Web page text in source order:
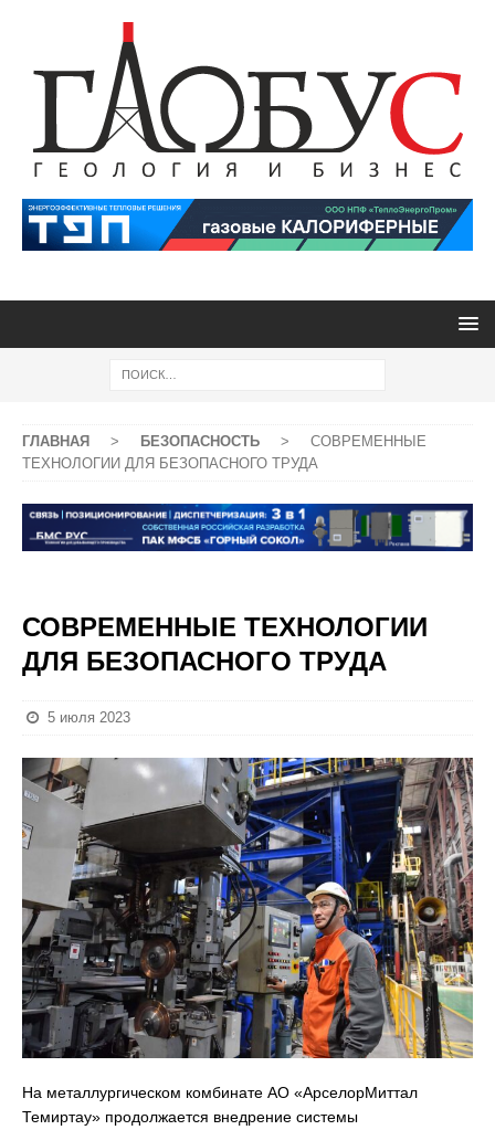
ГЛАВНАЯ > БЕЗОПАСНОСТЬ >
СОВРЕМЕННЫЕ
ТЕХНОЛОГИИ ДЛЯ БЕЗОПАСНОГО ТРУДА
СОВРЕМЕННЫЕ ТЕХНОЛОГИИ
ДЛЯ БЕЗОПАСНОГО ТРУДА
5 июля 2023
На металлургическом комбинате АО «АрселорМиттал
Темиртау» продолжается внедрение системы